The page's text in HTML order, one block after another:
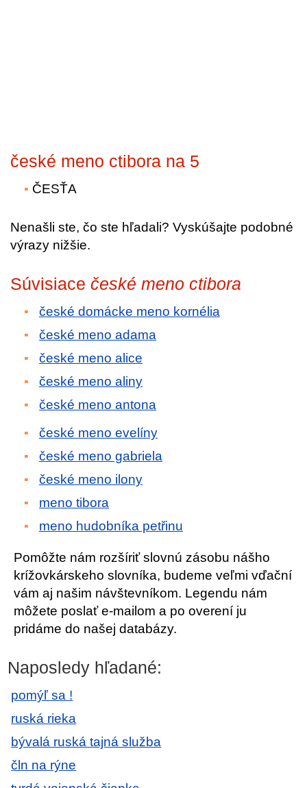
české meno ctibora na 5
ČESŤA
Nenašli ste, čo ste hľadali? Vyskúšajte podobné
výrazy nižšie.
Súvisiace české meno ctibora
české domácke meno kornélia
české meno adama
české meno alice
české meno aliny
české meno antona
české meno evelíny
české meno gabriela
české meno ilony
meno tibora
meno hudobníka petřinu
Pomôžte nám rozšíriť slovnú zásobu nášho
krížovkárskeho slovníka, budeme veľmi vďační
vám aj našim návštevníkom. Legendu nám
môžete poslať e-mailom a po overení ju
pridáme do našej databázy.
Naposledy hľadané:
pomýľ sa !
ruská rieka
bývalá ruská tajná služba
čln na rýne